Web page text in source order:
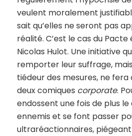
veulent moralement
sait qu’elles ne seront pas
réalité. C’est le cas du
Nicolas Hulot. Une initiative
remporter leur suffrage,
tiédeur des mesures, ne fera
deux comiques corporate.
endossent une fois de plus
ennemis et se font passer
ultraréactionnaires,